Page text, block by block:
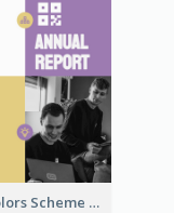
Dual Colors Scheme Annual Report